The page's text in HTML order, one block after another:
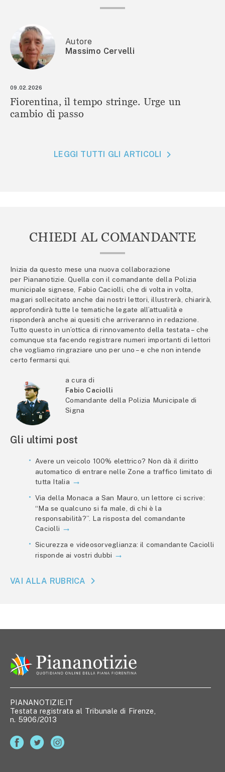
Autore
Massimo Cervelli
09.02.2026
Fiorentina, il tempo stringe. Urge un
cambio di passo
LEGGI TUTTI GLI ARTICOLI
CHIEDI AL COMANDANTE
Inizia da questo mese una nuova collaborazione
per Piananotizie. Quella con il comandante della Polizia
municipale signese, Fabio Caciolli, che di volta in volta,
magari sollecitato anche dai nostri lettori, illustrerà, chiarirà,
approfondirà tutte le tematiche legate all’attualità e
risponderà anche ai quesiti che arriveranno in redazione.
Tutto questo in un’ottica di rinnovamento della testata – che
comunque sta facendo registrare numeri importanti di lettori
che vogliamo ringraziare uno per uno – e che non intende
certo fermarsi qui.
a cura di
Fabio Caciolli
Comandante della Polizia Municipale di
Signa
Gli ultimi post
Avere un veicolo 100% elettrico? Non dà il diritto
automatico di entrare nelle Zone a traffico limitato di
tutta Italia
Via della Monaca a San Mauro, un lettore ci scrive:
“Ma se qualcuno si fa male, di chi è la
responsabilità?”. La risposta del comandante
Caciolli
Sicurezza e videosorveglianza: il comandante Caciolli
risponde ai vostri dubbi
VAI ALLA RUBRICA
PIANANOTIZIE.IT
Testata registrata al Tribunale di Firenze,
n. 5906/2013